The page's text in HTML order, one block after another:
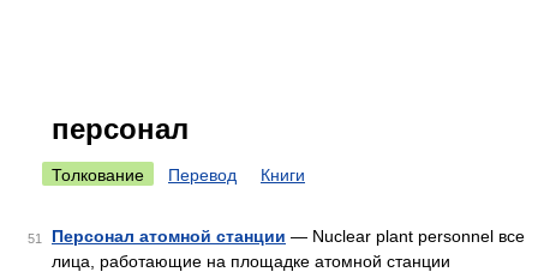
персонал
Толкование Перевод Книги
51 Персонал атомной станции — Nuclear plant personnel все
лица, работающие на площадке атомной станции